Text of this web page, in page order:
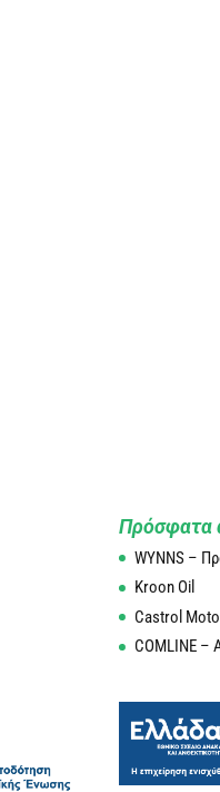
Πρόσφατα
WYNNS –
Kroon Oil
Castrol Moto
COMLINE –